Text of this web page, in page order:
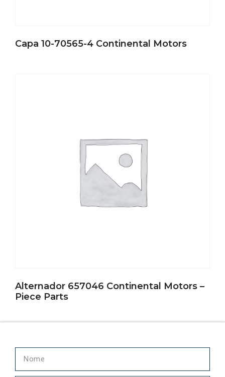
Capa 10-70565-4 Continental Motors
Alternador 657046 Continental Motors –
Piece Parts